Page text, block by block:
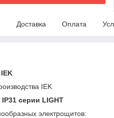
Доставка Оплата
IEK
серии LIGHT
электрощитов: